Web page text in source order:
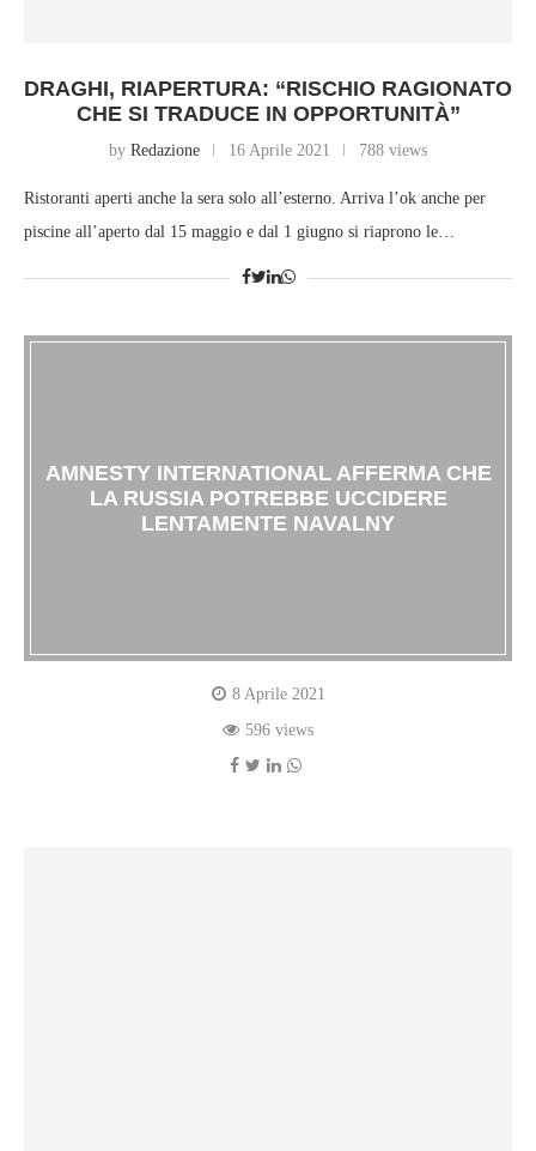
DRAGHI, RIAPERTURA: “RISCHIO RAGIONATO
CHE SI TRADUCE IN OPPORTUNITÀ”
by Redazione 16 Aprile 2021 788 views
Ristoranti aperti anche la sera solo all’esterno. Arriva l’ok anche per
piscine all’aperto dal 15 maggio e dal 1 giugno si riaprono le…
AMNESTY INTERNATIONAL AFFERMA CHE
LA RUSSIA POTREBBE UCCIDERE
LENTAMENTE NAVALNY
8 Aprile 2021
596 views